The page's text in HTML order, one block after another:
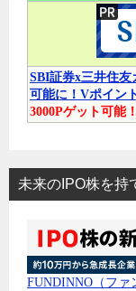
SBI証券x三井住
可能に！Vポイン
3000Pゲット可能！
未来のIPO株を持
FUNDINNO（ファ